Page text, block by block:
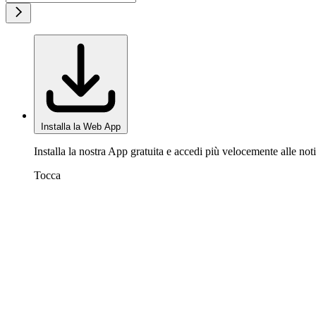
Installa la Web App
Installa la nostra App gratuita e accedi più velocemente alle
Tocca